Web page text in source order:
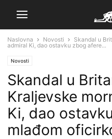
Naslovna Novosti
Skandal u
admiral Ki, dao ostavku zbog afere...
Novosti
Skandal u
Kraljevske
Ki, dao
mlađom